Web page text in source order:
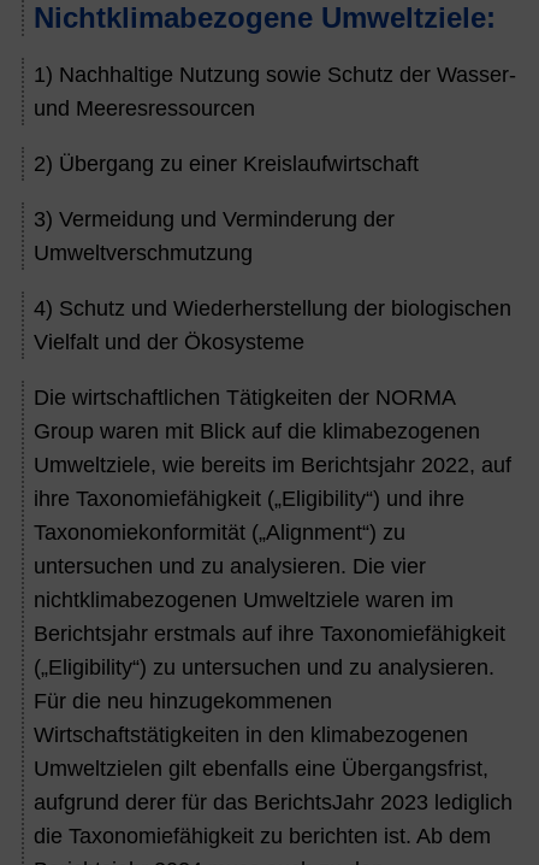
Nichtklimabezogene Umweltziele:
1) Nachhaltige Nutzung sowie Schutz der Wasser-
und Meeresressourcen
2) Übergang zu einer Kreislaufwirtschaft
3) Vermeidung und Verminderung der
Umweltverschmutzung
4) Schutz und Wiederherstellung der biologischen
Vielfalt und der Ökosysteme
Die wirtschaftlichen Tätigkeiten der NORMA
Group waren mit Blick auf die klimabezogenen
Umweltziele, wie bereits im Berichtsjahr 2022, auf
ihre Taxonomiefähigkeit („Eligibility“) und ihre
Taxonomiekonformität („Alignment“) zu
untersuchen und zu analysieren. Die vier
nichtklimabezogenen Umweltziele waren im
Berichtsjahr erstmals auf ihre Taxonomiefähigkeit
(„Eligibility“) zu untersuchen und zu analysieren.
Für die neu hinzugekommenen
Wirtschaftstätigkeiten in den klimabezogenen
Umweltzielen gilt ebenfalls eine Übergangsfrist,
aufgrund derer für das BerichtsJahr 2023 lediglich
die Taxonomiefähigkeit zu berichten ist. Ab dem